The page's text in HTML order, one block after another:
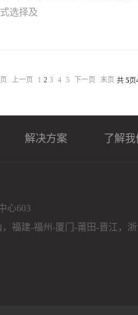
选择及
上一页 1 2 3 4 5 下一页 末页 共 5页
解决方案 了解我
心603
福建-福州-厦门-莆田-晋江，